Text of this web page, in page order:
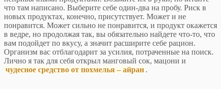
что там написано. Выберите себе один-два на пробу. Риск в
новых продуктах, конечно, присутствует. Может и не
понравится. Может сильно не понравится, и продукт окажется
в ведре, но продолжая так, вы обязательно найдете что-то, что
вам подойдет по вкусу, а значит расширите себе рацион.
Организм вас отблагодарит за усилия, потраченные на поиск.
Лично я так для себя открыл манговый сок, мацони и
чудесное средство от похмелья – айран .